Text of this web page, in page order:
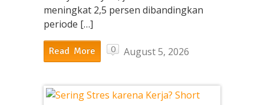
meningkat 2,5 persen dibandingkan
periode […]
Read More 0 August 5, 2026